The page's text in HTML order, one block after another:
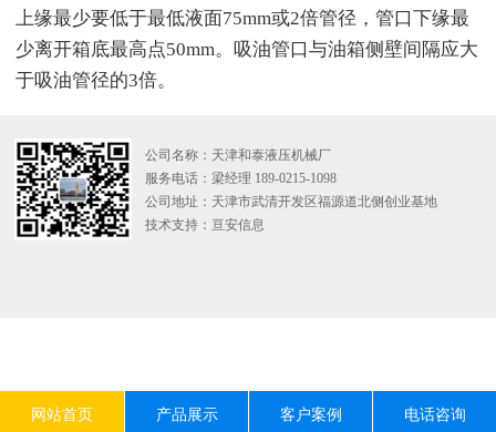
上缘最少要低于最低液面75mm或2倍管径，管口下缘最
少离开箱底最高点50mm。吸油管口与油箱侧壁间隔应大
于吸油管径的3倍。
公司名称：天津和泰液压机械厂
服务电话：梁经理 189-0215-1098
公司地址：天津市武清开发区福源道北侧创业基地
技术支持： 亘安信息
网站首页 产品展示 客户案例 电话咨询